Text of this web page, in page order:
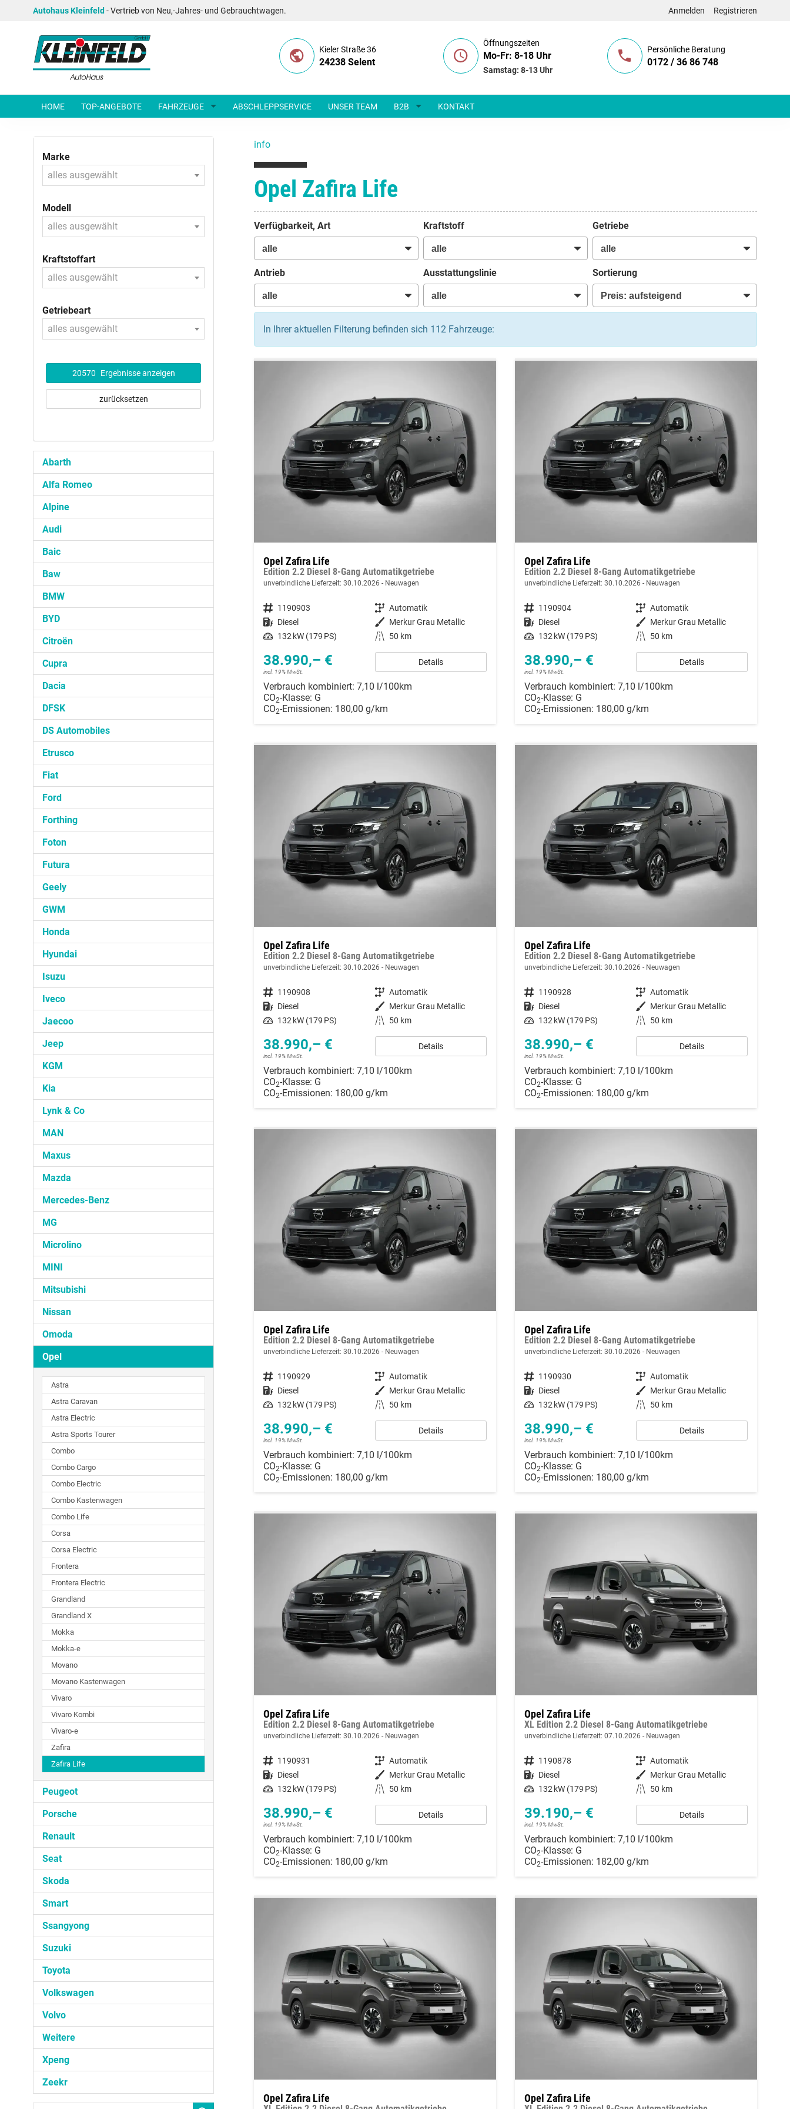
Autohaus Kleinfeld - Vertrieb von Neu,-Jahres- und Gebrauchtwagen. Anmelden Registrieren
Kieler Straße 36
24238 Selent
Öffnungszeiten
Mo-Fr: 8-18 Uhr
Samstag: 8-13 Uhr
Persönliche Beratung
0172 / 36 86 748
HOME TOP-ANGEBOTE FAHRZEUGE ABSCHLEPPSERVICE UNSER TEAM B2B KONTAKT
info
Opel Zafira Life
Verfügbarkeit, Art Kraftstoff Getriebe
Antrieb Ausstattungslinie Sortierung
In Ihrer aktuellen Filterung befinden sich 112 Fahrzeuge:
Opel Zafira Life
Edition 2.2 Diesel 8-Gang Automatikgetriebe
unverbindliche Lieferzeit: 30.10.2026 Neuwagen
Fahrzeugnummer 1190903 Getriebe Automatik
Kraftstoff Diesel Außenfarbe Merkur Grau Metallic
Leistung 132 kW (179 PS) Kilometerstand 50 km
38.990,– €
incl. 19% MwSt.
Details
Verbrauch kombiniert: 7,10 l/100km
CO2-Klasse: G
CO2-Emissionen: 180,00 g/km
Opel Zafira Life
Edition 2.2 Diesel 8-Gang Automatikgetriebe
unverbindliche Lieferzeit: 30.10.2026 Neuwagen
Fahrzeugnummer 1190904 Getriebe Automatik
Kraftstoff Diesel Außenfarbe Merkur Grau Metallic
Leistung 132 kW (179 PS) Kilometerstand 50 km
38.990,– €
incl. 19% MwSt.
Details
Verbrauch kombiniert: 7,10 l/100km
CO2-Klasse: G
CO2-Emissionen: 180,00 g/km
Opel Zafira Life
Edition 2.2 Diesel 8-Gang Automatikgetriebe
unverbindliche Lieferzeit: 30.10.2026 Neuwagen
Fahrzeugnummer 1190908 Getriebe Automatik
Kraftstoff Diesel Außenfarbe Merkur Grau Metallic
Leistung 132 kW (179 PS) Kilometerstand 50 km
38.990,– €
incl. 19% MwSt.
Details
Verbrauch kombiniert: 7,10 l/100km
CO2-Klasse: G
CO2-Emissionen: 180,00 g/km
Opel Zafira Life
Edition 2.2 Diesel 8-Gang Automatikgetriebe
unverbindliche Lieferzeit: 30.10.2026 Neuwagen
Fahrzeugnummer 1190928 Getriebe Automatik
Kraftstoff Diesel Außenfarbe Merkur Grau Metallic
Leistung 132 kW (179 PS) Kilometerstand 50 km
38.990,– €
incl. 19% MwSt.
Details
Verbrauch kombiniert: 7,10 l/100km
CO2-Klasse: G
CO2-Emissionen: 180,00 g/km
Opel Zafira Life
Edition 2.2 Diesel 8-Gang Automatikgetriebe
unverbindliche Lieferzeit: 30.10.2026 Neuwagen
Fahrzeugnummer 1190929 Getriebe Automatik
Kraftstoff Diesel Außenfarbe Merkur Grau Metallic
Leistung 132 kW (179 PS) Kilometerstand 50 km
38.990,– €
incl. 19% MwSt.
Details
Verbrauch kombiniert: 7,10 l/100km
CO2-Klasse: G
CO2-Emissionen: 180,00 g/km
Opel Zafira Life
Edition 2.2 Diesel 8-Gang Automatikgetriebe
unverbindliche Lieferzeit: 30.10.2026 Neuwagen
Fahrzeugnummer 1190930 Getriebe Automatik
Kraftstoff Diesel Außenfarbe Merkur Grau Metallic
Leistung 132 kW (179 PS) Kilometerstand 50 km
38.990,– €
incl. 19% MwSt.
Details
Verbrauch kombiniert: 7,10 l/100km
CO2-Klasse: G
CO2-Emissionen: 180,00 g/km
Opel Zafira Life
Edition 2.2 Diesel 8-Gang Automatikgetriebe
unverbindliche Lieferzeit: 30.10.2026 Neuwagen
Fahrzeugnummer 1190931 Getriebe Automatik
Kraftstoff Diesel Außenfarbe Merkur Grau Metallic
Leistung 132 kW (179 PS) Kilometerstand 50 km
38.990,– €
incl. 19% MwSt.
Details
Verbrauch kombiniert: 7,10 l/100km
CO2-Klasse: G
CO2-Emissionen: 180,00 g/km
Opel Zafira Life
XL Edition 2.2 Diesel 8-Gang Automatikgetriebe
unverbindliche Lieferzeit: 07.10.2026 Neuwagen
Fahrzeugnummer 1190878 Getriebe Automatik
Kraftstoff Diesel Außenfarbe Merkur Grau Metallic
Leistung 132 kW (179 PS) Kilometerstand 50 km
39.190,– €
incl. 19% MwSt.
Details
Verbrauch kombiniert: 7,10 l/100km
CO2-Klasse: G
CO2-Emissionen: 182,00 g/km
Opel Zafira Life Opel Zafira Life
Marke
alles ausgewählt
Modell
alles ausgewählt
Kraftstoffart
alles ausgewählt
Getriebeart
alles ausgewählt
20570 Ergebnisse anzeigen
zurücksetzen
Abarth
Alfa Romeo
Alpine
Audi
Baic
Baw
BMW
BYD
Citroën
Cupra
Dacia
DFSK
DS Automobiles
Etrusco
Fiat
Ford
Forthing
Foton
Futura
Geely
GWM
Honda
Hyundai
Isuzu
Iveco
Jaecoo
Jeep
KGM
Kia
Lynk & Co
MAN
Maxus
Mazda
Mercedes-Benz
MG
Microlino
MINI
Mitsubishi
Nissan
Omoda
Opel
Astra
Astra Caravan
Astra Electric
Astra Sports Tourer
Combo
Combo Cargo
Combo Electric
Combo Kastenwagen
Combo Life
Corsa
Corsa Electric
Frontera
Frontera Electric
Grandland
Grandland X
Mokka
Mokka-e
Movano
Movano Kastenwagen
Vivaro
Vivaro Kombi
Vivaro-e
Zafira
Zafira Life
Peugeot
Porsche
Renault
Seat
Skoda
Smart
Ssangyong
Suzuki
Toyota
Volkswagen
Volvo
Weitere
Xpeng
Zeekr